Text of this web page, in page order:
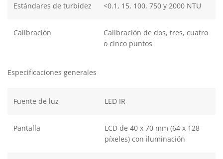
Estándares de turbidez <0.1, 15, 100, 750 y 2000 NTU
Calibración
Calibración de dos, tres, cuatro
o cinco puntos
Especificaciones generales
Fuente de luz LED IR
Pantalla
LCD de 40 x 70 mm (64 x 128
píxeles) con iluminación